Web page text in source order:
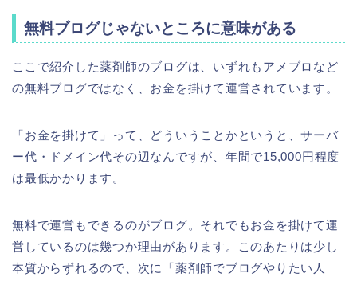
無料ブログじゃないところに意味がある
ここで紹介した薬剤師のブログは、いずれもアメブロなど
の無料ブログではなく、お金を掛けて運営されています。
「お金を掛けて」って、どういうことかというと、サーバ
ー代・ドメイン代その辺なんですが、年間で15,000円程度
は最低かかります。
無料で運営もできるのがブログ。それでもお金を掛けて運
営しているのは幾つか理由があります。このあたりは少し
本質からずれるので、次に「薬剤師でブログやりたい人